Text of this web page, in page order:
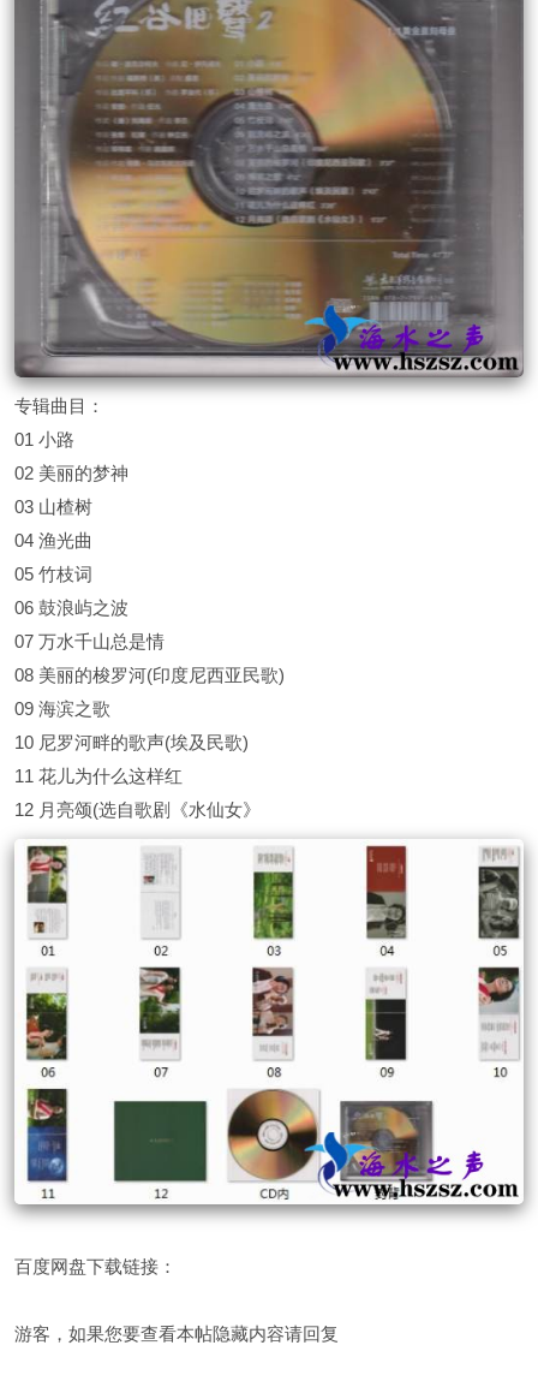
专辑曲目：
01 小路
02 美丽的梦神
03 山楂树
04 渔光曲
05 竹枝词
06 鼓浪屿之波
07 万水千山总是情
08 美丽的梭罗河(印度尼西亚民歌)
09 海滨之歌
10 尼罗河畔的歌声(埃及民歌)
11 花儿为什么这样红
12 月亮颂(选自歌剧《水仙女》
百度网盘下载链接：
游客，如果您要查看本帖隐藏内容请回复